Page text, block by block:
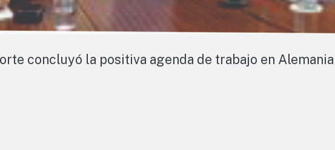
concluyó la positiva agenda de trabajo en Alemania